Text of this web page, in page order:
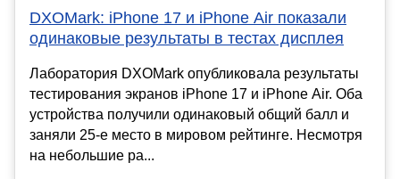
DXOMark: iPhone 17 и iPhone Air показали
одинаковые результаты в тестах дисплея
Лаборатория DXOMark опубликовала результаты
тестирования экранов iPhone 17 и iPhone Air. Оба
устройства получили одинаковый общий балл и
заняли 25-е место в мировом рейтинге. Несмотря
на небольшие ра...